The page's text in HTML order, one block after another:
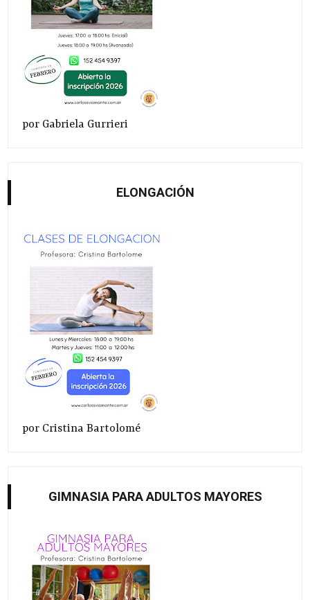
por Gabriela Gurrieri
ELONGACIÓN
por Cristina Bartolomé
GIMNASIA PARA ADULTOS MAYORES